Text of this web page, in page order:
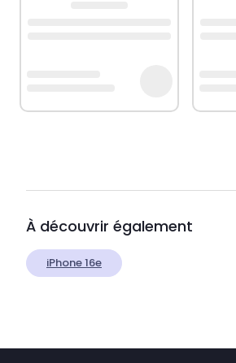
À découvrir également
iPhone 16e